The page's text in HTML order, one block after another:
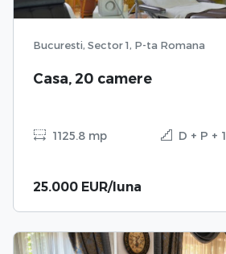
Bucuresti, Sector 1, P-ta Romana
Casa, 20 camere
1125.8 mp D + P + 1
25.000 EUR/luna